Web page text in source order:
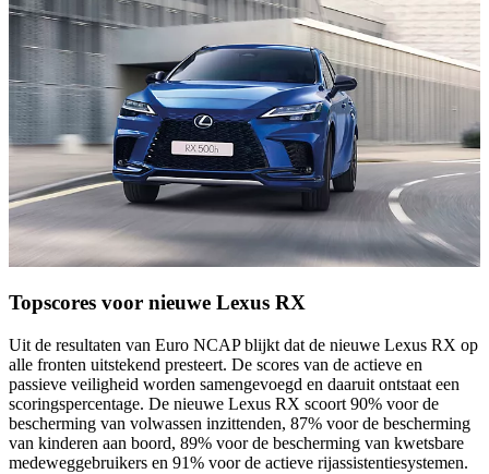
Topscores voor nieuwe Lexus RX
Uit de resultaten van Euro NCAP blijkt dat de nieuwe Lexus RX op
alle fronten uitstekend presteert. De scores van de actieve en
passieve veiligheid worden samengevoegd en daaruit ontstaat een
scoringspercentage. De nieuwe Lexus RX scoort 90% voor de
bescherming van volwassen inzittenden, 87% voor de bescherming
van kinderen aan boord, 89% voor de bescherming van kwetsbare
medeweggebruikers en 91% voor de actieve rijassistentiesystemen.